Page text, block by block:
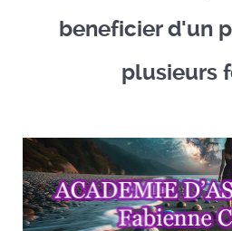
beneficier d'un
plusieurs